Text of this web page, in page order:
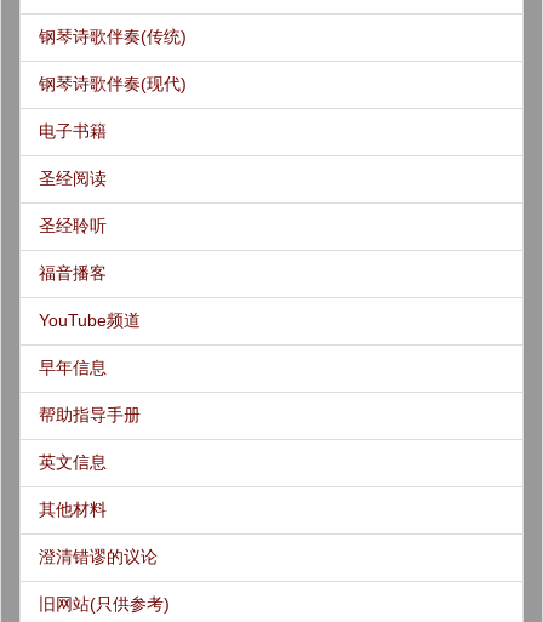
钢琴诗歌伴奏(传统)
钢琴诗歌伴奏(现代)
电子书籍
圣经阅读
圣经聆听
福音播客
YouTube频道
早年信息
帮助指导手册
英文信息
其他材料
澄清错谬的议论
旧网站(只供参考)